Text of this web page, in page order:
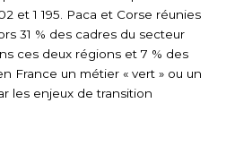
et 1 195. Paca et Corse réunies
31 % des cadres du secteur
ces deux régions et 7 % des
France un métier « vert » ou un
les enjeux de transition